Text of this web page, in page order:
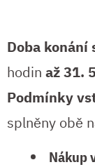
Doba konání
hodin až 31.
Podmínky
splněny obě
Nákup